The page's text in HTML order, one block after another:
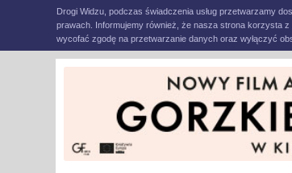
Drogi Widzu, podczas świadczenia usług przetwarzamy
prawach. Informujemy również, że nasza strona korzysta z
wycofać zgodę na przetwarzanie danych oraz wyłączyć